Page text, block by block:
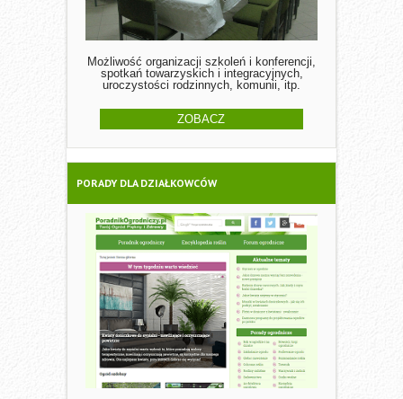
Możliwość organizacji szkoleń i konferencji,
spotkań towarzyskich i integracyjnych,
uroczystości rodzinnych, komunii, itp.
ZOBACZ
PORADY DLA DZIAŁKOWCÓW